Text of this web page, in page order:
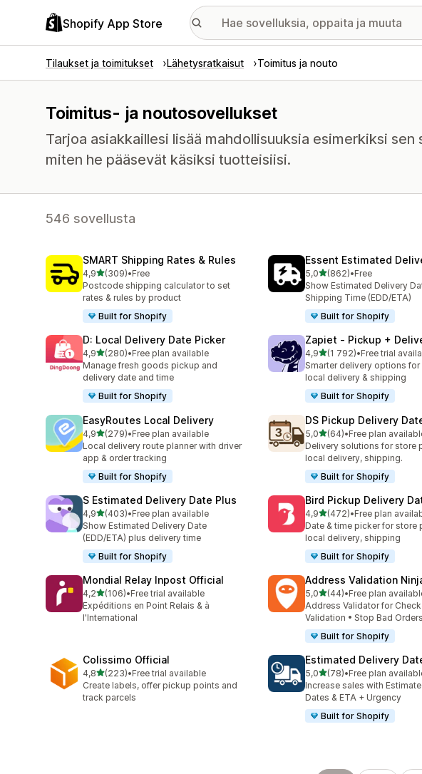
Shopify App Store
Tilaukset ja toimitukset Lähetysratkaisut Toimitus ja nouto
Toimitus- ja noutosovellukset
Tarjoa asiakkaillesi lisää mahdollisuuksia esimerkiksi
miten he pääsevät käsiksi tuotteisiisi.
546 sovellusta
SMART Shipping Rates & Rules
4,9/ 5 tähteä
(309)
309 arvostelua yhteensä
•Free
Postcode shipping calculator to set
rates & rules by product
Built for Shopify
Essent Estimated
5,0/ 5 tähteä
(862)
862 arvostelua yhteensä
•Free
Show Estimated Delivery
Shipping Time (EDD/ETA)
Built for Shopify
D: Local Delivery Date Picker
4,9/ 5 tähteä
(280)
280 arvostelua yhteensä
•Free plan available
Manage fresh goods pickup and
delivery date and time
Built for Shopify
Zapiet ‑ Pickup +
4,9/ 5 tähteä
(1 792)
1792 arvostelua yhteensä
•Free trial
Smarter delivery options
local delivery & shipping
Built for Shopify
EasyRoutes Local Delivery
4,9/ 5 tähteä
(279)
279 arvostelua yhteensä
•Free plan available
Local delivery route planner with driver
app & order tracking
Built for Shopify
DS Pickup Delivery
5,0/ 5 tähteä
(64)
64 arvostelua yhteensä
•Free plan
Delivery solutions for store
local delivery, shipping.
Built for Shopify
S Estimated Delivery Date Plus
4,9/ 5 tähteä
(403)
403 arvostelua yhteensä
•Free plan available
Show Estimated Delivery Date
(EDD/ETA) plus delivery time
Built for Shopify
Bird Pickup Delivery
4,9/ 5 tähteä
(472)
472 arvostelua yhteensä
•Free plan
Date & time picker for store
local delivery, shipping
Built for Shopify
Mondial Relay Inpost Official
4,2/ 5 tähteä
(106)
106 arvostelua yhteensä
•Free trial available
Expéditions en Point Relais & à
l'International
Address Validation
5,0/ 5 tähteä
(44)
44 arvostelua yhteensä
•Free plan
Address Validator for
Validation • Stop Bad Orders
Built for Shopify
Colissimo Official
4,8/ 5 tähteä
(223)
223 arvostelua yhteensä
•Free trial available
Create labels, offer pickup points and
track parcels
Estimated Delivery
5,0/ 5 tähteä
(78)
78 arvostelua yhteensä
•Free plan
Increase sales with
Dates & ETA + Urgency
Built for Shopify